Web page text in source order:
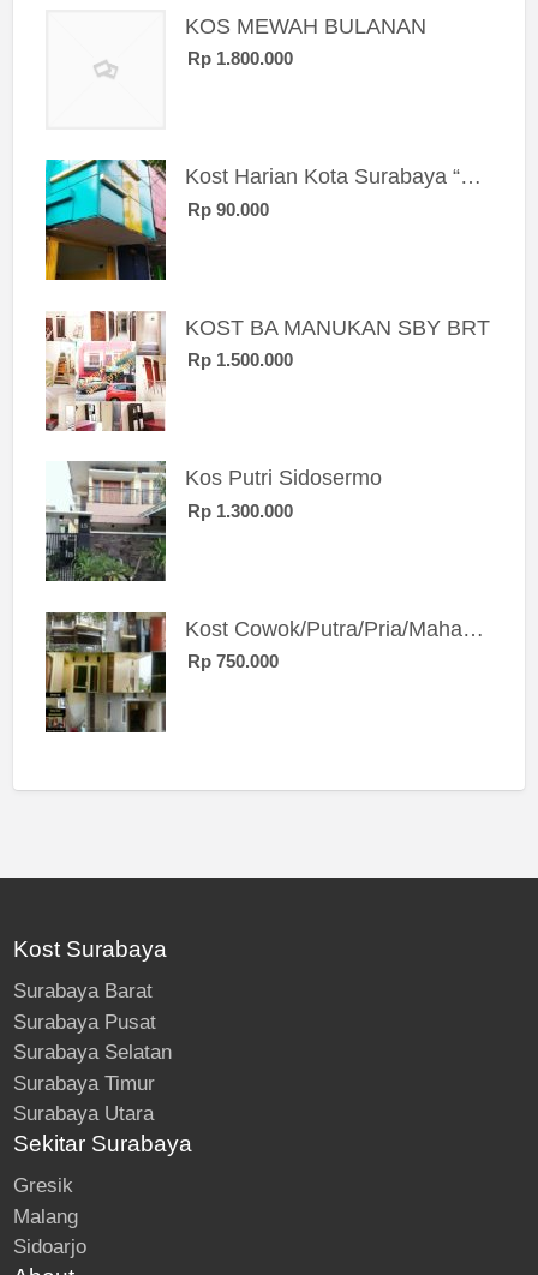
KOS MEWAH BULANAN
Rp 1.800.000
Kost Harian Kota Surabaya “Sierra Kost”
Rp 90.000
KOST BA MANUKAN SBY BRT
Rp 1.500.000
Kos Putri Sidosermo
Rp 1.300.000
Kost Cowok/Putra/Pria/Mahasiswa/Karyawan SIngle eksklusif bangunan baru
Rp 750.000
Kost Surabaya
Surabaya Barat
Surabaya Pusat
Surabaya Selatan
Surabaya Timur
Surabaya Utara
Sekitar Surabaya
Gresik
Malang
Sidoarjo